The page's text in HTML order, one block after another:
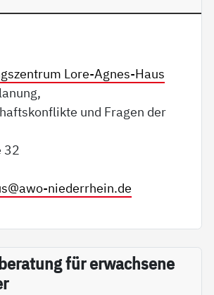
Lore-Agnes-Haus
und Fragen der
32
awo-niederrhein.de
für erwachsene